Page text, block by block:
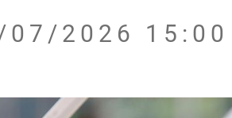
07/2026 15:00